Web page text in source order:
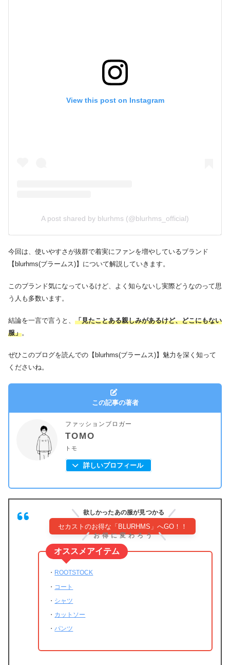
View this post on Instagram
A post shared by blurhms (@blurhms_official)
今回は、使いやすさが抜群で着実にファンを増やしているブランド
【blurhms(ブラームス)】について解説していきます。
このブランド気になっているけど、よく知らないし実際どうなのって思
う人も多数います。
結論を一言で言うと、 「見たことある親しみがあるけど、どこにもない
服」。
ぜひこのブログを読んでの【blurhms(ブラームス)】魅力を深く知って
くださいね。
この記事の著者
ファッションブロガー
TOMO
トモ
詳しいプロフィール
欲しかったあの服が見つかる
セカストのお得な「BLURHMS」へGO！！
お得に変わろう
オススメアイテム
・ ROOTSTOCK
・ コート
・ シャツ
・ カットソー
・パンツ